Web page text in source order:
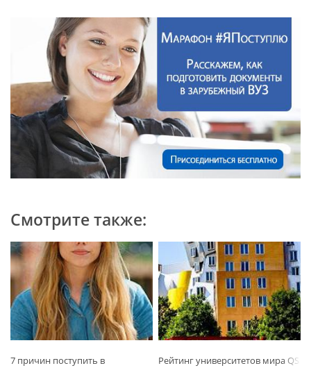
Смотрите также:
7 причин поступить в
Рейтинг университетов мира QS